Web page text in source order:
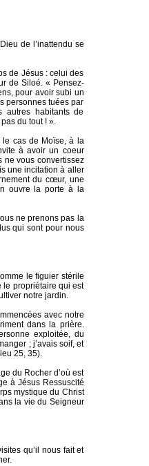
de l’inattendu se
de Jésus : celui des
de Siloé. « Pensez-
pour avoir subi un
personnes tuées par
autres habitants de
du tout ! ».
le cas de Moïse, à la
à avoir un coeur
ne vous convertissez
une incitation à aller
du cœur, une
ouvre la porte à la
ne prenons pas la
qui sont pour nous
le figuier stérile
le propriétaire qui est
notre jardin.
avec notre
dans la prière.
exploitée, du
; j’avais soif, et
25, 35).
du Rocher d’où est
à Jésus Ressuscité
mystique du Christ
la vie du Seigneur
qu’il nous fait et